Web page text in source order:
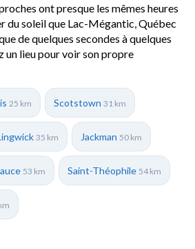
ont presque les mêmes heures
du soleil que Lac-Mégantic, Québec
de quelques secondes à quelques
un lieu pour voir son propre
25 km Scotstown 31 km
35 km Jackman 50 km
53 km Saint-Théophile 54 km